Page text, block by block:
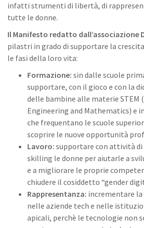
infatti strumenti di libertà, di
tutte le donne.
Il Manifesto redatto dall’associazione
pilastri in grado di supportare la
le fasi della loro vita:
Formazione: sin dalle scuole
supportare, con il gioco e con la
delle bambine alle materie STEM
Engineering and Mathematics) e
che frequentano le scuole
scoprire le nuove opportunità
Lavoro: supportare con attività
skilling le donne per aiutarle a
e a migliorare le proprie
chiudere il cosiddetto “gender
Rappresentanza: incrementare la
nelle aziende tech e nelle
apicali, perchè le tecnologie non